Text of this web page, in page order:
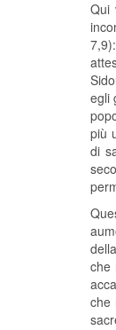
Qui
egli
più
di
che
che